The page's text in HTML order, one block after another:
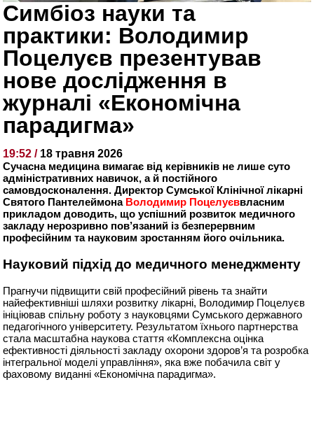
Симбіоз науки та
практики: Володимир
Поцелуєв презентував
нове дослідження в
журналі «Економічна
парадигма»
19:52 / 18 травня 2026
Сучасна медицина вимагає від керівників не лише суто
адміністративних навичок, а й постійного
самовдосконалення. Директор Сумської Клінічної лікарні
Святого Пантелеймона Володимир Поцелуєввласним
прикладом доводить, що успішний розвиток медичного
закладу нерозривно пов’язаний із безперервним
професійним та науковим зростанням його очільника.
Науковий підхід до медичного менеджменту
Прагнучи підвищити свій професійний рівень та знайти
найефективніші шляхи розвитку лікарні, Володимир Поцелуєв
ініціював спільну роботу з науковцями Сумського державного
педагогічного університету. Результатом їхнього партнерства
стала масштабна наукова стаття «Комплексна оцінка
ефективності діяльності закладу охорони здоров’я та розробка
інтегральної моделі управління», яка вже побачила світ у
фаховому виданні «Економічна парадигма».